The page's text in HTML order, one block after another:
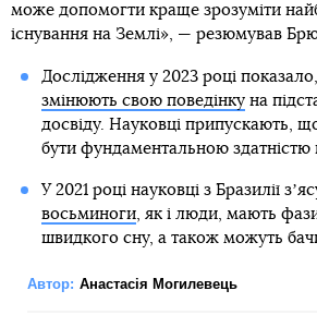
може допомогти краще зрозуміти
існування на Землі», — резюмував
Дослідження у 2023 році
змінюють свою поведінкуна
досвіду. Науковці припускають,
бути фундаментальною здатністю
У 2021 році науковці з Бразилії
восьминоги, як і люди, мають
швидкого сну, а також можуть
Автор: Анастасія Могилевець